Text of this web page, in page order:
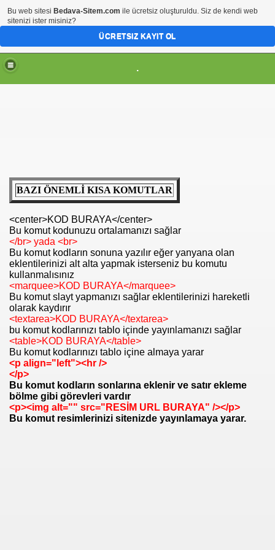
.
BAZI ÖNEMLİ KISA KOMUTLAR
<center>KOD BURAYA</center>
Bu komut kodunuzu ortalamanızı sağlar
</br> yada <br>
Bu komut kodların sonuna yazılır eğer yanyana olan
eklentilerinizi alt alta yapmak isterseniz bu komutu
kullanmalısınız
<marquee>KOD BURAYA</marquee>
Bu komut slayt yapmanızı sağlar eklentilerinizi hareketli
olarak kaydırır
<textarea>KOD BURAYA</textarea>
bu komut kodlarınızı tablo içinde yayınlamanızı sağlar
<table>KOD BURAYA</table>
Bu komut kodlarınızı tablo içine almaya yarar
<p align="left"><hr />
</p>
Bu komut kodların sonlarına eklenir ve satır ekleme
bölme gibi görevleri vardır
<p><img alt="" src="RESİM URL BURAYA" /></p>
Bu komut resimlerinizi sitenizde yayınlamaya yarar.
Bu web sitesi Bedava-Sitem.com ile ücretsiz oluşturuldu. Siz de kendi web
sitenizi ister misiniz?
ÜCRETSIZ KAYIT OL